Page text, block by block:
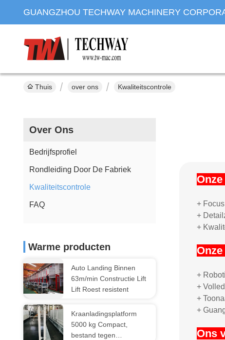
GUANGZHOU TECHWAY MACHINERY
Thuis over ons Kwaliteitscontrole
Over Ons
Bedrijfsprofiel
Rondleiding Door De Fabriek
Kwaliteitscontrole
FAQ
Warme producten
Auto Landing Binnen
63m/min Constructie Lift
Lift Roest resistent
Kraanladingsplatform
5000 kg Compact,
bestand tegen
+
+
+
+
+
+
+
Ons